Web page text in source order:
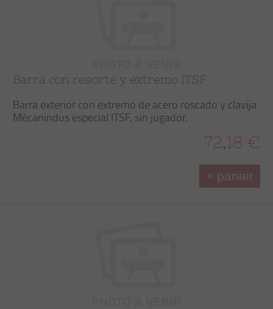
Barra con resorte y extremo ITSF
Barra exterior con extremo de acero roscado y clavija
Mécanindus especial ITSF, sin jugador.
72,18 €
+ panier